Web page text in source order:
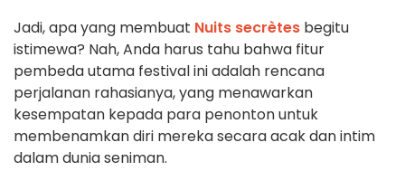
Jadi, apa yang membuat Nuits secrètes begitu
istimewa? Nah, Anda harus tahu bahwa fitur
pembeda utama festival ini adalah rencana
perjalanan rahasianya, yang menawarkan
kesempatan kepada para penonton untuk
membenamkan diri mereka secara acak dan intim
dalam dunia seniman.